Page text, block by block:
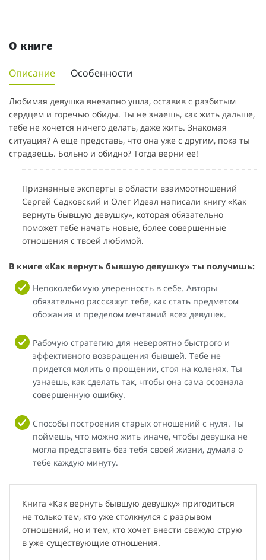
О книге
Описание Особенности
Любимая девушка внезапно ушла, оставив с разбитым
сердцем и горечью обиды. Ты не знаешь, как жить дальше,
тебе не хочется ничего делать, даже жить. Знакомая
ситуация? А еще представь, что она уже с другим, пока ты
страдаешь. Больно и обидно? Тогда верни ее!
Признанные эксперты в области взаимоотношений
Сергей Садковский и Олег Идеал написали книгу «Как
вернуть бывшую девушку», которая обязательно
поможет тебе начать новые, более совершенные
отношения с твоей любимой.
В книге «Как вернуть бывшую девушку» ты получишь:
Непоколебимую уверенность в себе. Авторы
обязательно расскажут тебе, как стать предметом
обожания и пределом мечтаний всех девушек.
Рабочую стратегию для невероятно быстрого и
эффективного возвращения бывшей. Тебе не
придется молить о прощении, стоя на коленях. Ты
узнаешь, как сделать так, чтобы она сама осознала
совершенную ошибку.
Способы построения старых отношений с нуля. Ты
поймешь, что можно жить иначе, чтобы девушка не
могла представить без тебя своей жизни, думала о
тебе каждую минуту.
Книга «Как вернуть бывшую девушку» пригодиться
не только тем, кто уже столкнулся с разрывом
отношений, но и тем, кто хочет внести свежую струю
в уже существующие отношения.